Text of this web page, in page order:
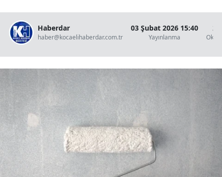
Haberdar
haber@kocaelihaberdar.com.tr
03 Şubat 2026 15:40
Yayınlanma
2